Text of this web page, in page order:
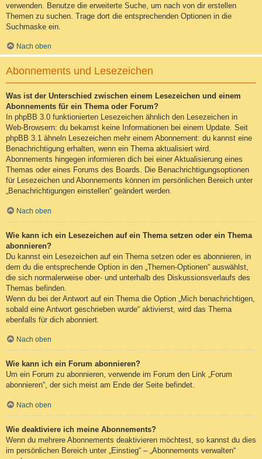
verwenden. Benutze die erweiterte Suche, um nach von dir erstellen
Themen zu suchen. Trage dort die entsprechenden Optionen in die
Suchmaske ein.
Nach oben
Abonnements und Lesezeichen
Was ist der Unterschied zwischen einem Lesezeichen und einem
Abonnements für ein Thema oder Forum?
In phpBB 3.0 funktionierten Lesezeichen ähnlich den Lesezeichen in
Web-Browsern: du bekamst keine Informationen bei einem Update. Seit
phpBB 3.1 ähneln Lesezeichen mehr einem Abonnement: du kannst eine
Benachrichtigung erhalten, wenn ein Thema aktualisiert wird.
Abonnements hingegen informieren dich bei einer Aktualisierung eines
Themas oder eines Forums des Boards. Die Benachrichtigungsoptionen
für Lesezeichen und Abonnements können im persönlichen Bereich unter
„Benachrichtigungen einstellen“ geändert werden.
Nach oben
Wie kann ich ein Lesezeichen auf ein Thema setzen oder ein Thema
abonnieren?
Du kannst ein Lesezeichen auf ein Thema setzen oder es abonnieren, in
dem du die entsprechende Option in den „Themen-Optionen“ auswählst,
die sich normalerweise ober- und unterhalb des Diskussionsverlaufs des
Themas befinden.
Wenn du bei der Antwort auf ein Thema die Option „Mich benachrichtigen,
sobald eine Antwort geschrieben wurde“ aktivierst, wird das Thema
ebenfalls für dich abonniert.
Nach oben
Wie kann ich ein Forum abonnieren?
Um ein Forum zu abonnieren, verwende im Forum den Link „Forum
abonnieren“, der sich meist am Ende der Seite befindet.
Nach oben
Wie deaktiviere ich meine Abonnements?
Wenn du mehrere Abonnements deaktivieren möchtest, so kannst du dies
im persönlichen Bereich unter „Einstieg“ – „Abonnements verwalten“